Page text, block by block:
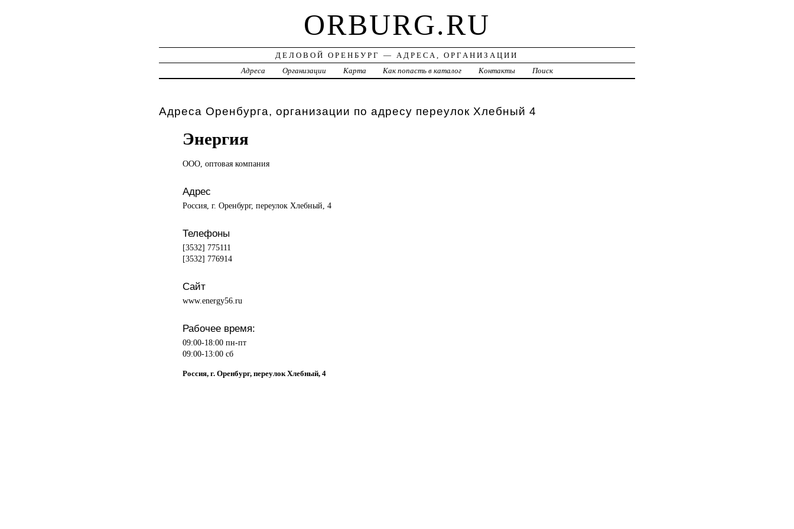
ORBURG.RU
ДЕЛОВОЙ ОРЕНБУРГ — АДРЕСА, ОРГАНИЗАЦИИ
Адреса
Организации Карта Как попасть в каталог Контакты Поиск
Адреса Оренбурга, организации по адресу переулок Хлебный 4
Энергия
ООО, оптовая компания
Адрес
Россия, г. Оренбург, переулок Хлебный, 4
Телефоны
[3532] 775111
[3532] 776914
Сайт
www.energy56.ru
Рабочее время:
09:00-18:00 пн-пт
09:00-13:00 сб
Россия, г. Оренбург, переулок Хлебный, 4